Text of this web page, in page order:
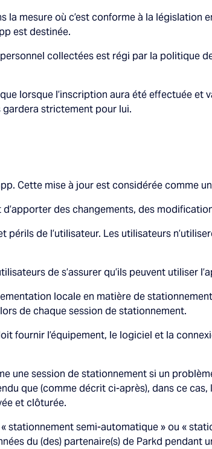
la mesure où c’est conforme à la législation
est destinée.
collectées est régi par la politique
lorsque l’inscription aura été effectuée et
strictement pour lui.
Cette mise à jour est considérée comme
des changements, des
périls de l’utilisateur. Les utilisateurs
de s’assurer qu’ils peuvent utiliser
locale en matière de
de chaque session de stationnement.
fournir l’équipement, le logiciel et la
une session de stationnement si un
que (comme décrit ci-après), dans ce
et clôturée.
stationnement semi-automatique » ou «
du (des) partenaire(s) de Parkd